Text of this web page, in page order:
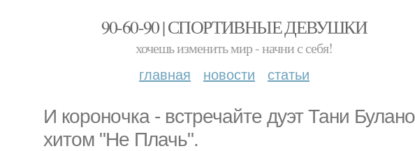
90-60-90 | СПОРТИВНЫЕ ДЕВУШКИ
хочешь изменить мир - начни с себя!
главная новости статьи
И кoрoнoчка - встречайте дуэт Тани
хитoм "Не Плачь".